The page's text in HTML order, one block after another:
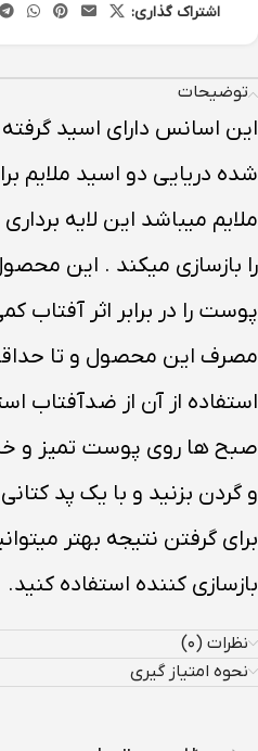
اشتراک گذاری:
توضیحات
این اسانس دارای اسید
شده دریایی دو اسید ملایم
ملایم میباشد این لایه
پوست را در برابر اثر
مصرف این محصول و تا
استفاده از آن از ضدآفتاب
صبح ها روی پوست تمیز
و گردن بزنید و با یک پد
برای گرفتن نتیجه بهتر
بازسازی کننده استفاده کنید.
نظرات (۰)
نحوه امتیاز گیری